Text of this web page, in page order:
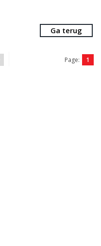
Ga terug
Page: 1